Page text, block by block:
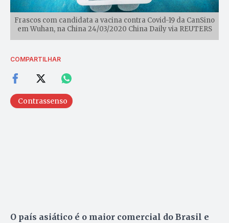
Frascos com candidata a vacina contra Covid-19 da CanSino
em Wuhan, na China 24/03/2020 China Daily via REUTERS
COMPARTILHAR
Contrassenso
O país asiático é o maior comercial do Brasil e